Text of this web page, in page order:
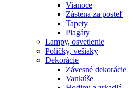
Vianoce
Zástena za posteľ
Tapety
Plagáty
Lampy, osvetlenie
Poličky, vešiaky
Dekorácie
Závesné dekorácie
Vankúše